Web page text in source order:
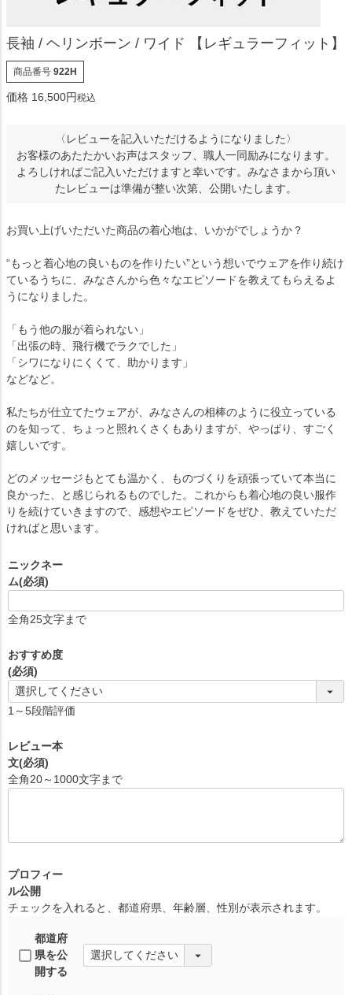
長袖 / ヘリンボーン / ワイド 【レギュラーフィット】
商品番号 922H
価格 16,500 税込
〈レビューを記入いただけるようになりました〉
お客様のあたたかいお声はスタッフ、職人一同励みになります。
よろしければご記入いただけますと幸いです。みなさまから頂い
たレビューは準備が整い次第、公開いたします。
お買い上げいただいた商品の着心地は、いかがでしょうか？
“もっと着心地の良いものを作りたい”という想いでウェアを作り続け
ているうちに、みなさんから色々なエピソードを教えてもらえるよ
うになりました。
「もう他の服が着られない」
「出張の時、飛行機でラクでした」
「シワになりにくくて、助かります」
などなど。
私たちが仕立てたウェアが、みなさんの相棒のように役立っている
のを知って、ちょっと照れくさくもありますが、やっぱり、すごく
嬉しいです。
どのメッセージもとても温かく、ものづくりを頑張っていて本当に
良かった、と感じられるものでした。これからも着心地の良い服作
りを続けていきますので、感想やエピソードをぜひ、教えていただ
ければと思います。
ニックネー
ム(必須)
全角25文字まで
おすすめ度
(必須)
1～5段階評価
レビュー本
文(必須)
全角20～1000文字まで
プロフィー
ル公開
チェックを入れると、都道府県、年齢層、性別が表示されます。
都道府
県を公
開する